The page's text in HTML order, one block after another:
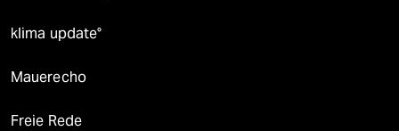
klima update°
Mauerecho
Freie Rede